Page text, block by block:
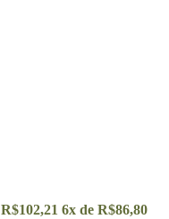
R$102,21 6x de R$86,80